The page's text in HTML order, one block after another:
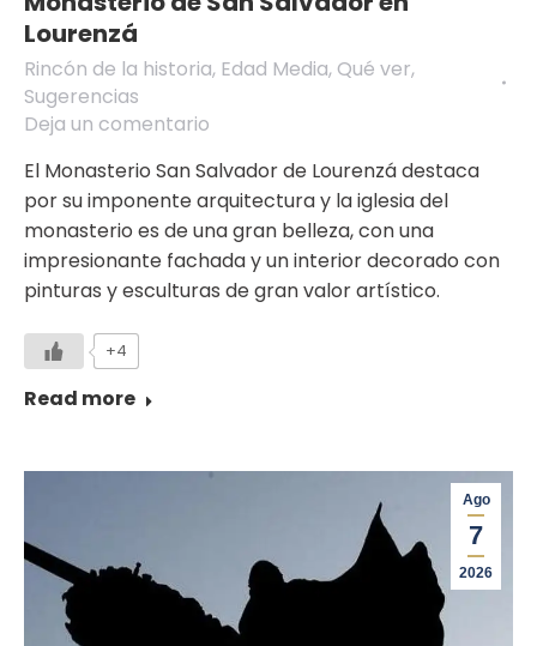
Lourenzá
Rincón de la historia, Edad Media, Qué ver,
Sugerencias
Deja un comentario
El Monasterio San Salvador de Lourenzá destaca
por su imponente arquitectura y la iglesia del
monasterio es de una gran belleza, con una
impresionante fachada y un interior decorado con
pinturas y esculturas de gran valor artístico.
+4
Read more
Ago
7
2026